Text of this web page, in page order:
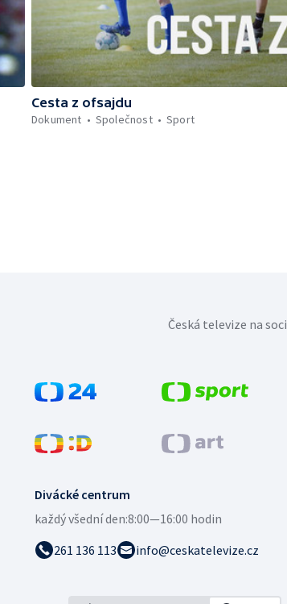
Cesta z ofsajdu
Dokument
Společnost Sport
Divácké centrum
každý všední den:8:00—16:00 hodin
261 136 113
info@ceskatelevize.cz
Česká televize na